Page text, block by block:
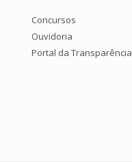
Concursos
Ouvidoria
Portal da Transparência